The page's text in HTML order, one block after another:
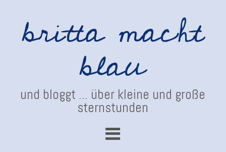
britta macht
blau
und bloggt ... über kleine und große
sternstunden